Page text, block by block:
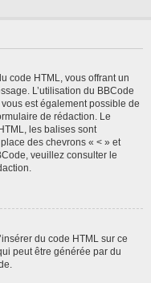
code HTML, vous offrant un
L’utilisation du BBCode
est également possible de
de rédaction. Le
les balises sont
des chevrons « < » et
veuillez consulter le
du code HTML sur ce
peut être générée par du